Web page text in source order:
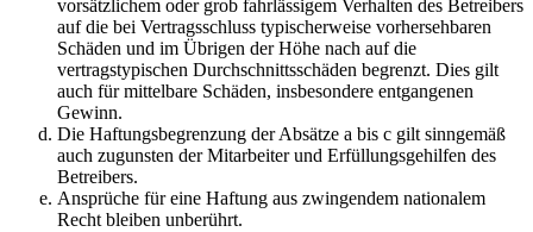
vorsätzlichem oder grob fahrlässigem Verhalten des Betreibers
auf die bei Vertragsschluss typischerweise vorhersehbaren
Schäden und im Übrigen der Höhe nach auf die
vertragstypischen Durchschnittsschäden begrenzt. Dies gilt
auch für mittelbare Schäden, insbesondere entgangenen
Gewinn.
Die Haftungsbegrenzung der Absätze a bis c gilt sinngemäß
auch zugunsten der Mitarbeiter und Erfüllungsgehilfen des
Betreibers.
Ansprüche für eine Haftung aus zwingendem nationalem
Recht bleiben unberührt.